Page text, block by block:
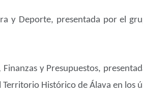
y Deporte, presentada por el
y Presupuestos,
Histórico de Álava en los